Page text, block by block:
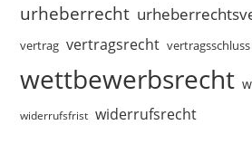
urheberrecht
vertrag vertragsrecht vertragsschluss
wettbewerbsrecht
widerrufsfrist widerrufsrecht